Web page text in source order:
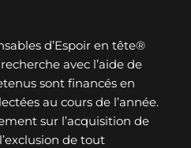
d’Espoir en tête®
avec l’aide de
sont financés en
au cours de l’année.
sur l’acquisition de
de tout